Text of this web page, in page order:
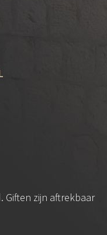
Giften zijn aftrekbaar